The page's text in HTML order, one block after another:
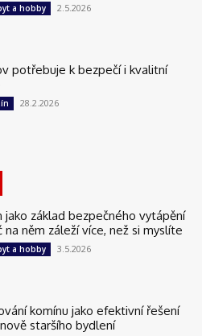
a hobby 2.5.2026
potřebuje k bezpečí i kvalitní
28.2.2026
jako základ bezpečného vytápění
na něm záleží více, než si myslíte
a hobby 3.5.2026
komínu jako efektivní řešení
staršího bydlení